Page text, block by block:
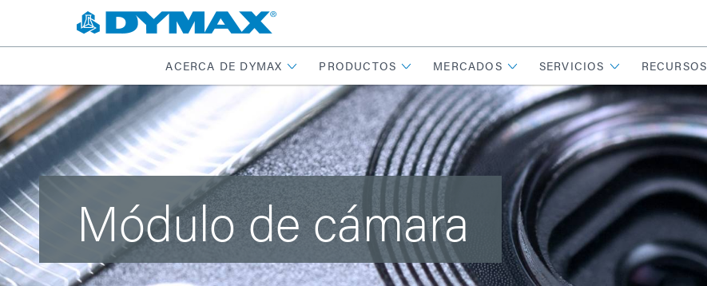
ACERCA DE DYMAX PRODUCTOS MERCADOS SERVICIOS RECURSOS
Módulo de cámara